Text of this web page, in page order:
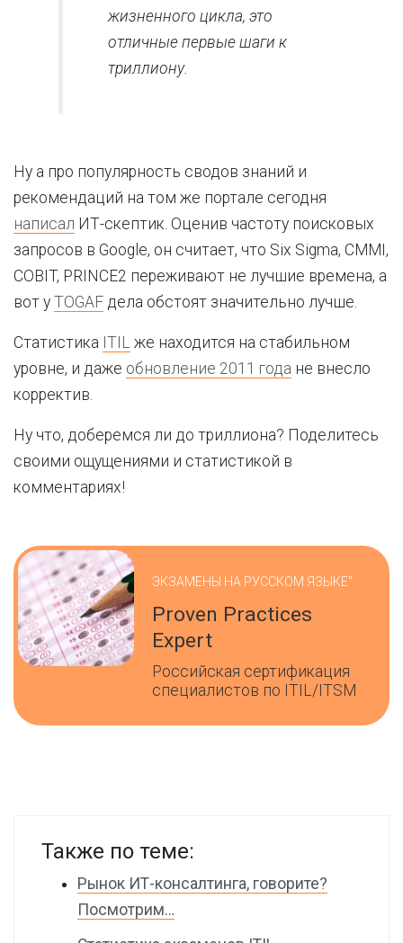
жизненного цикла, это
отличные первые шаги к
триллиону.
Ну а про популярность сводов знаний и
рекомендаций на том же портале сегодня
написал ИТ-скептик. Оценив частоту поисковых
запросов в Google, он считает, что Six Sigma, CMMI,
COBIT, PRINCE2 переживают не лучшие времена, а
вот у TOGAF дела обстоят значительно лучше.
Статистика ITIL же находится на стабильном
уровне, и даже обновление 2011 года не внесло
корректив.
Ну что, доберемся ли до триллиона? Поделитесь
своими ощущениями и статистикой в
комментариях!
ЭКЗАМЕНЫ НА РУССКОМ ЯЗЫКЕ"
Proven Practices
Expert
Российская сертификация
специалистов по ITIL/ITSM
Также по теме:
Рынок ИТ-консалтинга, говорите?
Посмотрим…